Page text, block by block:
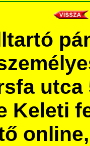
utca
Keleti